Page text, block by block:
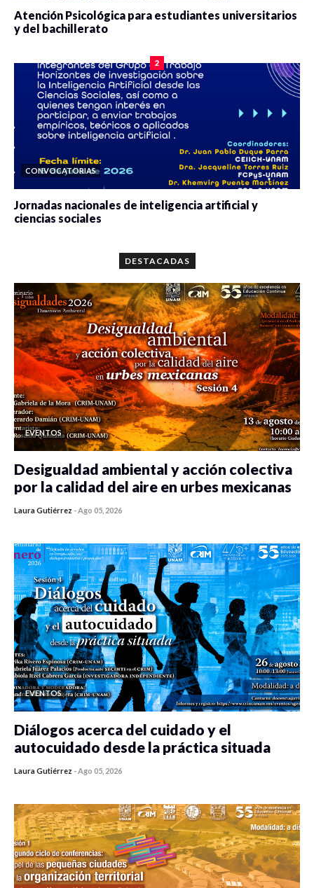
Atención Psicológica para estudiantes universitarios
y del bachillerato
2
CONVOCATORIAS
Jornadas nacionales de inteligencia artificial y
ciencias sociales
DESTACADAS
EVENTOS
Desigualdad ambiental y acción colectiva
por la calidad del aire en urbes mexicanas
Laura Gutiérrez -Ago 05, 2026
EVENTOS
Diálogos acerca del cuidado y el
autocuidado desde la práctica situada
Laura Gutiérrez -Ago 05, 2026